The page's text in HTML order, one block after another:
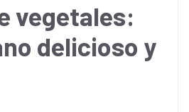
vegetales:
delicioso y